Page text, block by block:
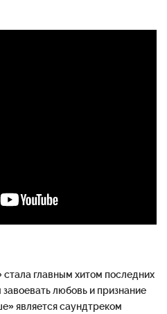
главным хитом последних
любовь и признание
является саундтреком